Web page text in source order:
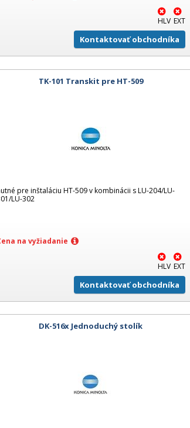
HLV EXT
Kontaktovať obchodníka
TK-101 Transkit pre HT-509
pre inštaláciu HT-509 v kombinácii s LU-204/LU-
LU-302
na vyžiadanie
HLV EXT
Kontaktovať obchodníka
DK-516x Jednoduchý stolík